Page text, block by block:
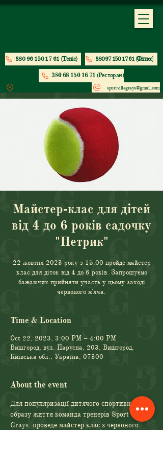
380 96 150 17 61 (Теніс)
sportvillagrays@gmail.com
380 97 150 17 61 (Фітнес)
380 68 150 16 71 (Ресторан)
Майстер-клас для дітей
від 4 до 6 років садочку
"Петрик"
22 жовтня 2023 року з 15:00 пройде майстер
клас для діток від 4 до 6 років. Запрошуємо
бажаючих прийняти участь у цьому заході
червоного м'яча.
Time & Location
Oct 22, 2023, 3:00 PM – 4:00 PM
Вишгород, вул. Парусна, 203, Вишгород,
Київська обл., Україна, 07300
About the event
Для популяризації дитячого спортивного
образу життя команда тренерів Sport Villa
Grays  проведе майстер клас з червоного